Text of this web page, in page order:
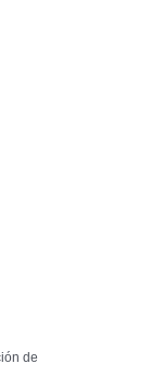
de